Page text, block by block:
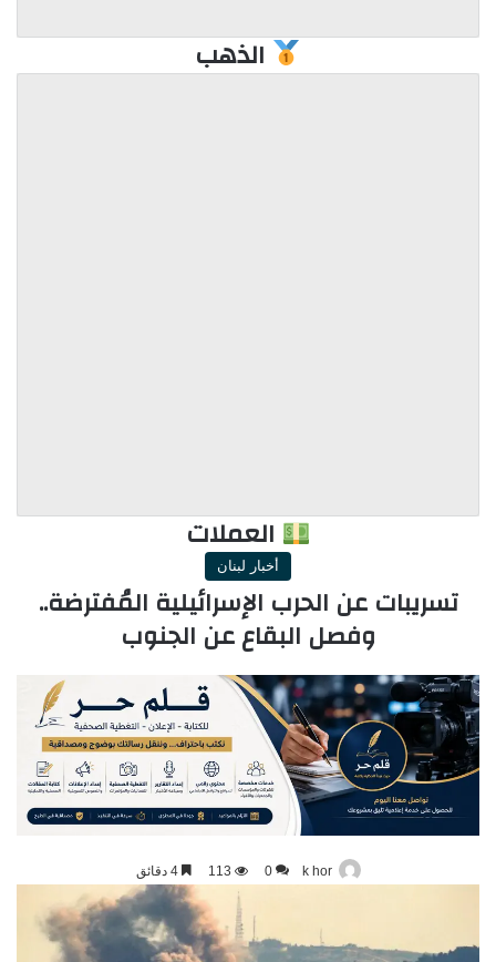
الذهب
العملات
أخبار لبنان
تسريبات عن الحرب الإسرائيلية المُفترضة..
وفصل البقاع عن الجنوب
k hor
0
113 4 دقائق